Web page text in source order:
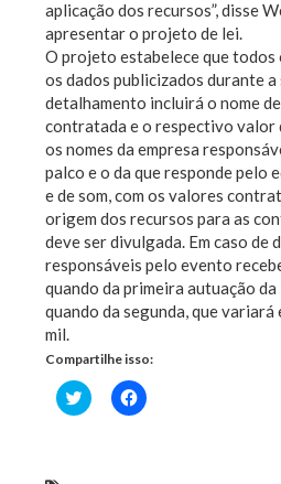
aplicação dos recursos”, disse
apresentar o projeto de lei.
O projeto estabelece que todos
os dados publicizados durante a
detalhamento incluirá o nome
contratada e o respectivo valor
os nomes da empresa
palco e o da que responde pelo
e de som, com os valores
origem dos recursos para as
deve ser divulgada. Em caso de
responsáveis pelo evento
quando da primeira autuação
quando da segunda, que
mil.
Compartilhe isso:
Clique
para
Clique
para